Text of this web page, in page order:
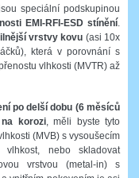
speciální podskupinou
EMI-RFI-ESD stínění.
vrstvy kovu (asi 10x
která v porovnání s
vlhkosti (MVTR) až
po delší dobu (6 měsíců
korozi, měli byste tyto
(MVB) s vysoušecím
vlhkost, nebo skladovat
vrstvou (metal-in) s